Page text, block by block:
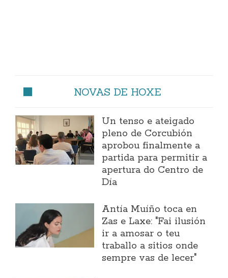
NOVAS DE HOXE
Un tenso e ateigado
pleno de Corcubión
aprobou finalmente a
partida para permitir a
apertura do Centro de
Día
Antía Muíño toca en
Zas e Laxe: "Fai ilusión
ir a amosar o teu
traballo a sitios onde
sempre vas de lecer"